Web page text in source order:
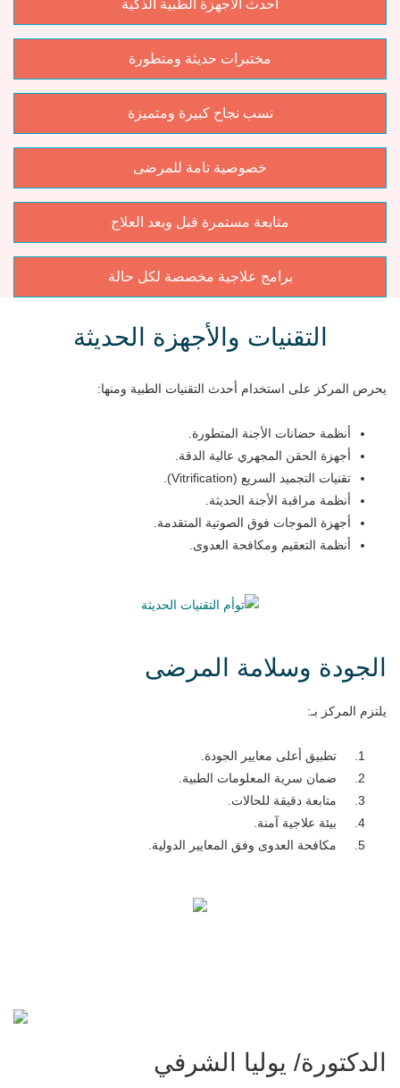
أحدث الأجهزة الطبية الذكية
مختبرات حديثة ومتطورة
نسب نجاح كبيرة ومتميزة
خصوصية تامة للمرضى
متابعة مستمرة قبل وبعد العلاج
برامج علاجية مخصصة لكل حالة
التقنيات والأجهزة الحديثة
يحرص المركز على استخدام أحدث التقنيات الطبية ومنها:
أنظمة حضانات الأجنة المتطورة.
أجهزة الحقن المجهري عالية الدقة.
تقنيات التجميد السريع (Vitrification).
أنظمة مراقبة الأجنة الحديثة.
أجهزة الموجات فوق الصوتية المتقدمة.
أنظمة التعقيم ومكافحة العدوى.
الجودة وسلامة المرضى
يلتزم المركز بـ:
تطبيق أعلى معايير الجودة.
ضمان سرية المعلومات الطبية.
متابعة دقيقة للحالات.
بيئة علاجية آمنة.
مكافحة العدوى وفق المعايير الدولية.
الدكتورة/ يوليا الشرفي